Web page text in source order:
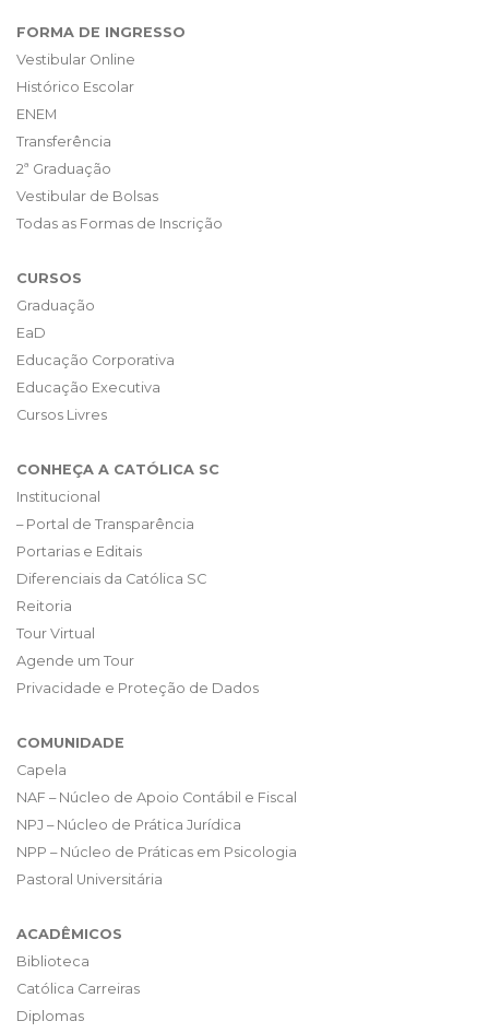
FORMA DE INGRESSO
Vestibular Online
Histórico Escolar
ENEM
Transferência
2ª Graduação
Vestibular de Bolsas
Todas as Formas de Inscrição
CURSOS
Graduação
EaD
Educação Corporativa
Educação Executiva
Cursos Livres
CONHEÇA A CATÓLICA SC
Institucional
– Portal de Transparência
Portarias e Editais
Diferenciais da Católica SC
Reitoria
Tour Virtual
Agende um Tour
Privacidade e Proteção de Dados
COMUNIDADE
Capela
NAF – Núcleo de Apoio Contábil e Fiscal
NPJ – Núcleo de Prática Jurídica
NPP – Núcleo de Práticas em Psicologia
Pastoral Universitária
ACADÊMICOS
Biblioteca
Católica Carreiras
Diplomas